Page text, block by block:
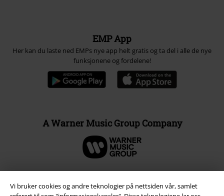
Vi bruker cookies og andre teknologier på nettsiden vår, samlet
EMP App
Her kan du laste ned EMPs nye app helt gratis og ta del i alle de nye
funksjonene og fordelene!
A Warner Music Group Company